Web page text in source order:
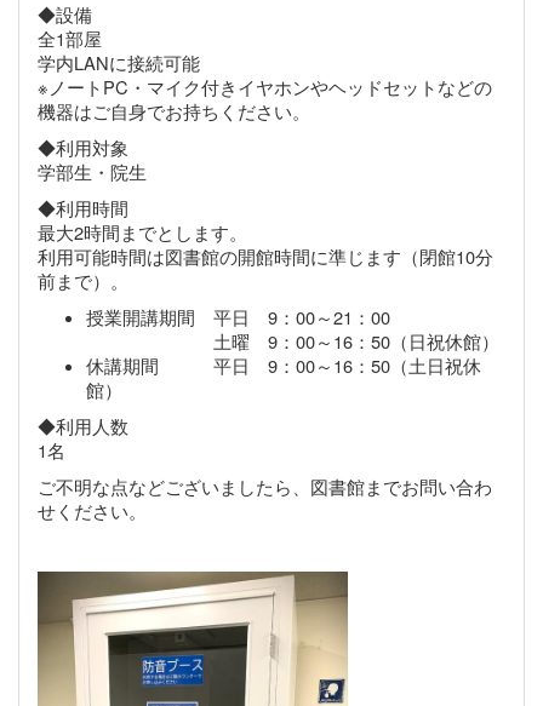
◆設備
全1部屋
学内LANに接続可能
※ノートPC・マイク付きイヤホンやヘッドセットなどの
機器はご自身でお持ちください。
◆利用対象
学部生・院生
◆利用時間
最大2時間までとします。
利用可能時間は図書館の開館時間に準じます（閉館10分
前まで）。
授業開講期間 平日 9：00～21：00
土曜 9：00～16：50（日祝休館）
休講期間 平日 9：00～16：50（土日祝休
館）
◆利用人数
1名
ご不明な点などございましたら、図書館までお問い合わ
せください。